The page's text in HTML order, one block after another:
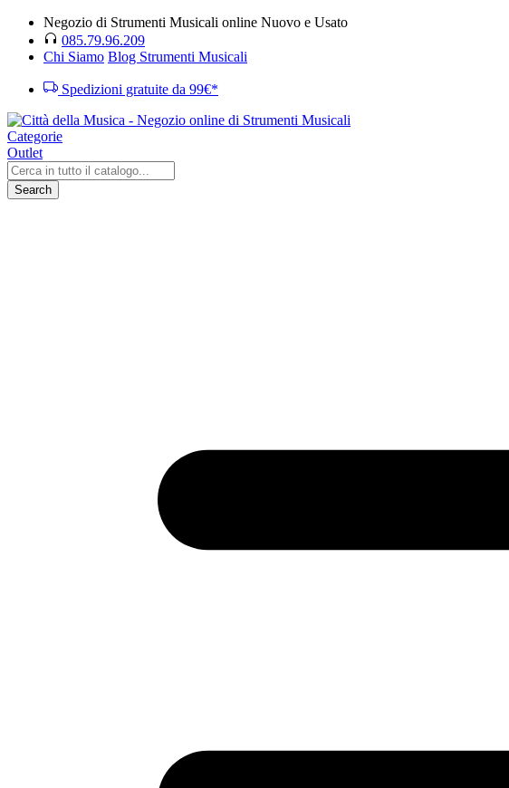
Negozio di Strumenti Musicali online Nuovo e Usato
085.79.96.209
Chi Siamo Blog Strumenti Musicali
Spedizioni gratuite da 99€*
Categorie
Outlet
Search